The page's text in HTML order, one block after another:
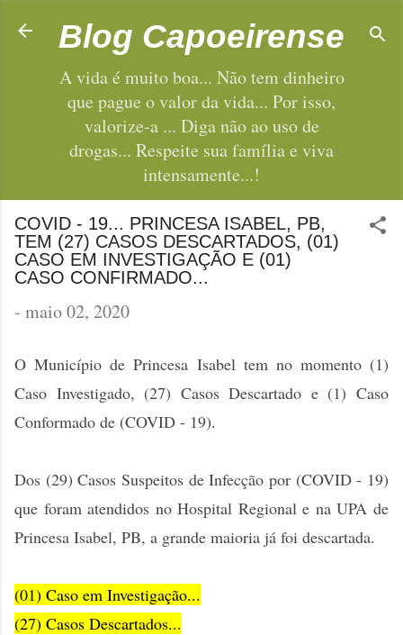
Pular para o conteúdo principal
Blog Capoeirense
A vida é muito boa... Não tem dinheiro
que pague o valor da vida... Por isso,
valorize-a ... Diga não ao uso de
drogas... Respeite sua família e viva
intensamente...!
COVID - 19... PRINCESA ISABEL, PB,
TEM (27) CASOS DESCARTADOS, (01)
CASO EM INVESTIGAÇÃO E (01)
CASO CONFIRMADO...
- maio 02, 2020
O Município de Princesa Isabel tem no momento (1)
Caso Investigado, (27) Casos Descartado e (1) Caso
Conformado de (COVID - 19).
Dos (29) Casos Suspeitos de Infecção por (COVID - 19)
que foram atendidos no Hospital Regional e na UPA de
Princesa Isabel, PB, a grande maioria já foi descartada.
(01) Caso em Investigação...
(27) Casos Descartados...